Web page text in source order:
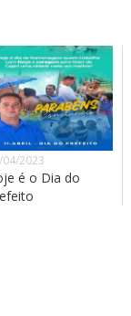
04/2023
é o Dia do